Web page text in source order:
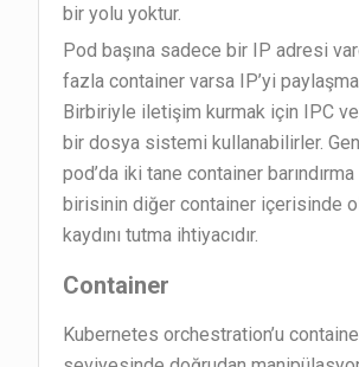
bir yolu yoktur.
Pod başına sadece bir IP adresi
fazla container varsa IP’yi
Birbiriyle iletişim kurmak için IPC
bir dosya sistemi kullanabilirler.
pod’da iki tane container
birisinin diğer container içerisinde
kaydını tutma ihtiyacıdır.
Container
Kubernetes orchestration’u